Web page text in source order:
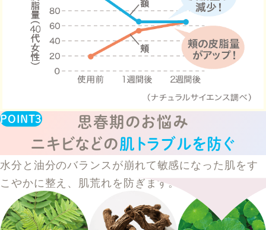
思春期のお悩み
ニキビなどの肌トラブルを防ぐ
水分と油分のバランスが崩れて敏感になった肌をす
こやかに整え、肌荒れを防ぎます。